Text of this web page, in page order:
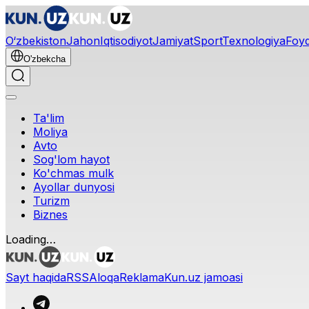
O‘zbekistonJahonIqtisodiyotJamiyatSportTexnologiya
O'zbekcha
Ta'lim
Moliya
Avto
Sog'lom hayot
Ko'chmas mulk
Ayollar dunyosi
Turizm
Biznes
Loading…
Sayt haqidaRSSAloqaReklamaKun.uz jamoasi